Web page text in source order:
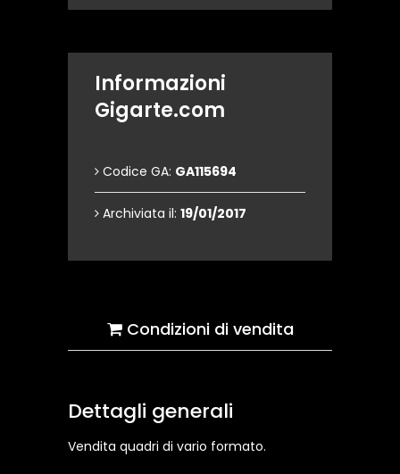
Informazioni
Gigarte.com
Codice GA: GA115694
Archiviata il: 19/01/2017
Condizioni di vendita
Dettagli generali
Vendita quadri di vario formato.